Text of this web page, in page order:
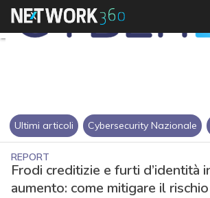
Ultimi articoli Cybersecurity Nazionale
REPORT
Frodi creditizie e furti d’identità
aumento: come mitigare il rischio